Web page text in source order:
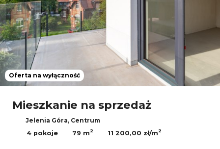
Oferta na wyłączność
Mieszkanie na sprzedaż
Jelenia Góra, Centrum
4 pokoje
79 m2 11 200,00 zł/m2